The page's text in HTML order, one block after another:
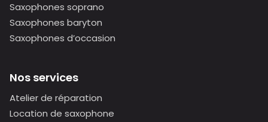
Saxophones soprano
Saxophones baryton
Saxophones d’occasion
Nos services
Atelier de réparation
Location de saxophone